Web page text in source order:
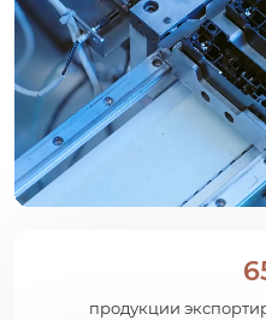
продукции